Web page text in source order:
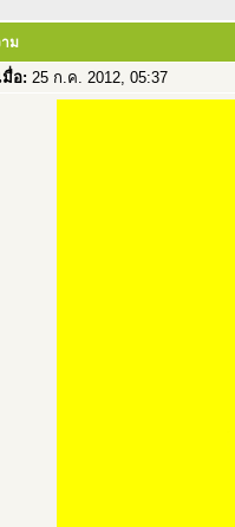
ม
มื่อ: 25 ก.ค. 2012, 05:37